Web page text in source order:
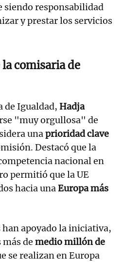
siendo responsabilidad
y prestar los servicios
comisaria de
de Igualdad, Hadja
"muy orgullosa" de
unaprioridad clave
Destacó que la
nacional en
permitió que la UE
hacia unaEuropa más
han apoyado la iniciativa,
de medio millón de
se realizan en Europa